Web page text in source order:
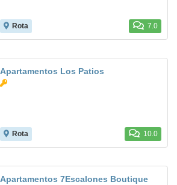
Rota 7.0
Apartamentos Los Patios
Rota 10.0
Apartamentos 7Escalones Boutique